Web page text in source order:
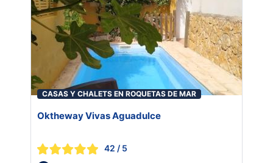
CASAS Y CHALETS EN ROQUETAS DE MAR
Oktheway Vivas Aguadulce
42 / 5